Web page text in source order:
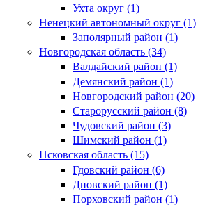
Ухта округ (1)
Ненецкий автономный округ (1)
Заполярный район (1)
Новгородская область (34)
Валдайский район (1)
Демянский район (1)
Новгородский район (20)
Старорусский район (8)
Чудовский район (3)
Шимский район (1)
Псковская область (15)
Гдовский район (6)
Дновский район (1)
Порховский район (1)